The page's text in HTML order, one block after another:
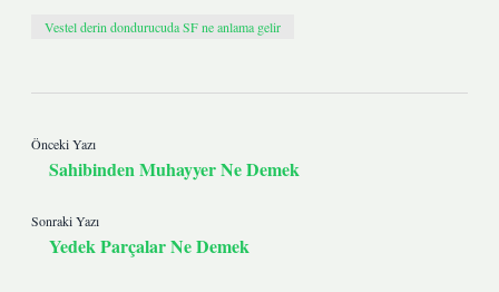
Vestel derin dondurucuda SF ne anlama gelir
Önceki Yazı
Sahibinden Muhayyer Ne Demek
Sonraki Yazı
Yedek Parçalar Ne Demek